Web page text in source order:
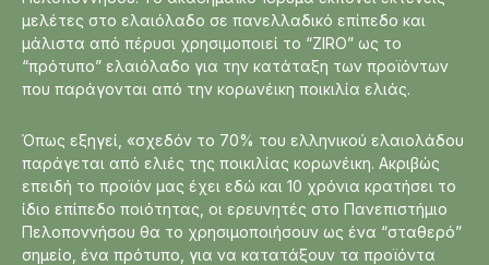
μελέτες στο ελαιόλαδο σε πανελλαδικό επίπεδο και
μάλιστα από πέρυσι χρησιμοποιεί το “ZIRO” ως το
“πρότυπο” ελαιόλαδο για την κατάταξη των προϊόντων
που παράγονται από την κορωνέικη ποικιλία ελιάς.
Όπως εξηγεί, «σχεδόν το 70% του ελληνικού ελαιολάδου
παράγεται από ελιές της ποικιλίας κορωνέικη. Ακριβώς
επειδή το προϊόν μας έχει εδώ και 10 χρόνια κρατήσει το
ίδιο επίπεδο ποιότητας, οι ερευνητές στο Πανεπιστήμιο
Πελοποννήσου θα το χρησιμοποιήσουν ως ένα “σταθερό”
σημείο, ένα πρότυπο, για να κατατάξουν τα προϊόντα